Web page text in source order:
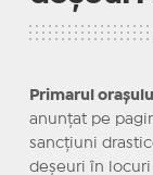
Primarul
anunțat pe
sancțiuni
deșeuri în locuri